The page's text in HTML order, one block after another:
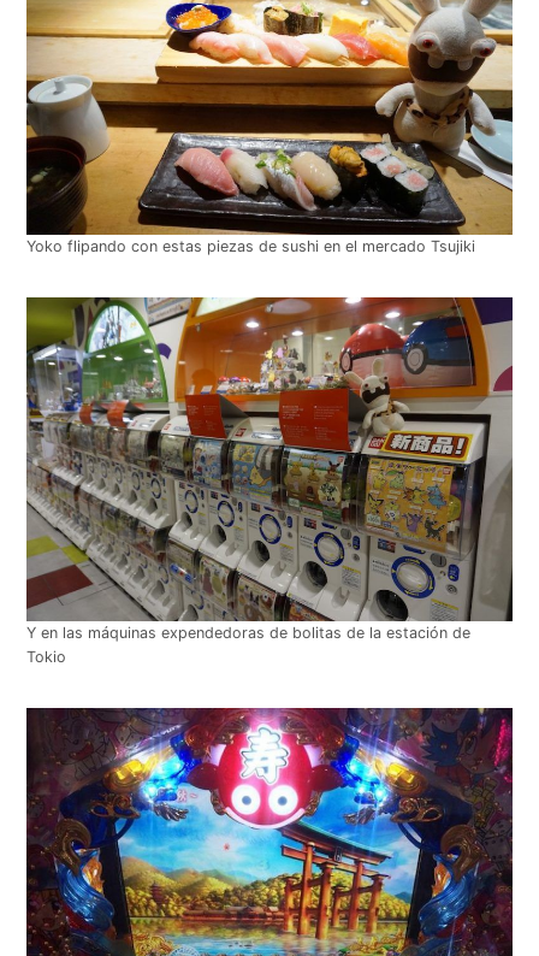
Yoko flipando con estas piezas de sushi en el mercado Tsujiki
Y en las máquinas expendedoras de bolitas de la estación de
Tokio